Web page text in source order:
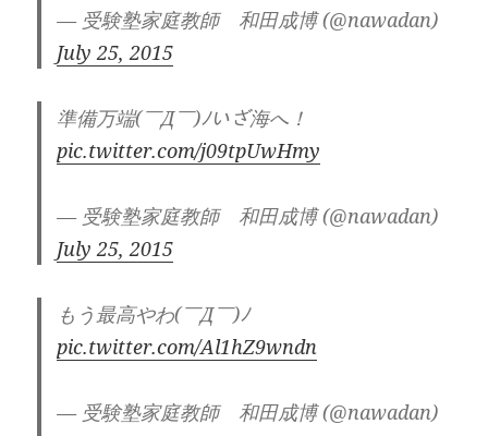
— 受験塾家庭教師 和田成博 (@nawadan)
July 25, 2015
準備万端(￣Д￣)ﾉいざ海へ！
pic.twitter.com/j09tpUwHmy
— 受験塾家庭教師 和田成博 (@nawadan)
July 25, 2015
もう最高やわ(￣Д￣)ﾉ
pic.twitter.com/Al1hZ9wndn
— 受験塾家庭教師 和田成博 (@nawadan)